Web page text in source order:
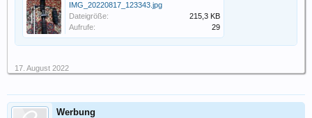
IMG_20220817_123343.jpg
Dateigröße:
215,3 KB
Aufrufe:
29
17. August 2022
Werbung